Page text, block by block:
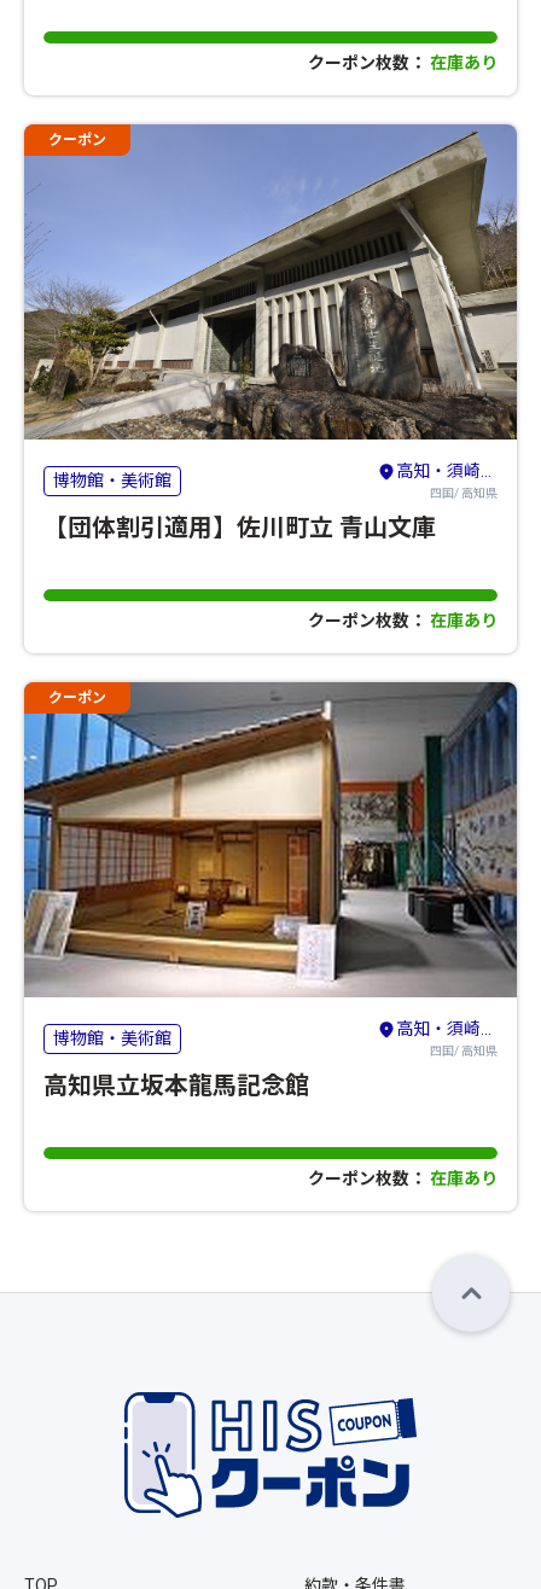
クーポン枚数： 在庫あり
クーポン
博物館・美術館 高知・須崎・南国
四国/ 高知県
【団体割引適用】佐川町立 青山文庫
クーポン枚数： 在庫あり
クーポン
博物館・美術館 高知・須崎・南国
四国/ 高知県
高知県立坂本龍馬記念館
クーポン枚数： 在庫あり